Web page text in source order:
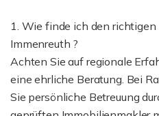
1. Wie finde ich den
Immenreuth ?
Achten Sie auf regionale
eine ehrliche Beratung. Bei
Sie persönliche Betreuung